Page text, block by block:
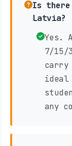
Is there
Latvia?
Yes.
7/15/
carry
ideal
any